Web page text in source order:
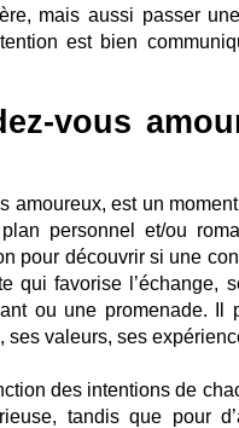
mais aussi passer
est bien
vous
amoureux, est un
personnel et/ou
pour découvrir si une
qui favorise l’échange,
ou une promenade. Il
ses valeurs, ses
des intentions de
tandis que pour